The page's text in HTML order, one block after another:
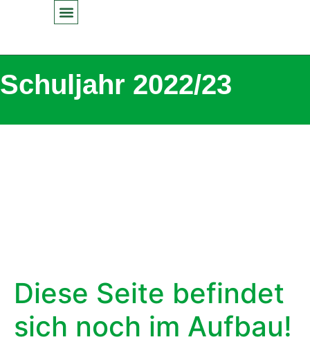
Schuljahr 2022/23
Diese Seite befindet
sich noch im Aufbau!